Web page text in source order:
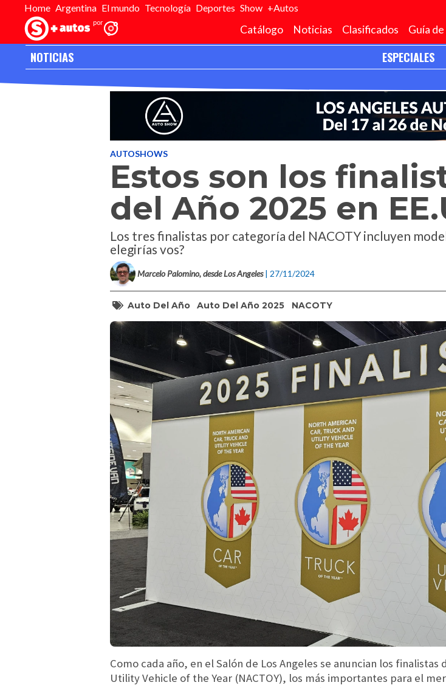
Home Argentina El mundo Tecnología Deportes Show +Autos
Catálogo Noticias Clasificados Guía
Inicio>Editorial
NOTICIAS ESPECIALES
AUTOSHOWS
Estos son los
del Año 2025 en
Los tres finalistas por categoría del NACOTY incluyen
elegirías vos?
Marcelo Palomino, desde Los Angeles | 27/11/2024
Auto Del Año Auto Del Año 2025 NACOTY
Como cada año, en el Salón de Los Angeles se anuncian los
Utility Vehicle of the Year (NACTOY), los más importantes para el